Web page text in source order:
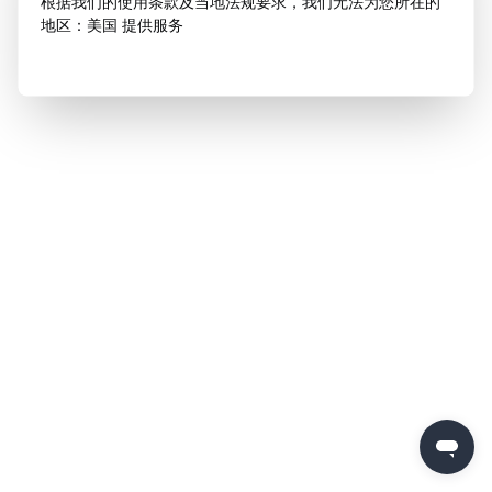
地区：美国 提供服务